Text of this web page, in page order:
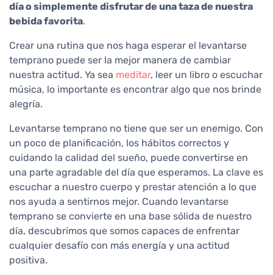
día o simplemente disfrutar de una taza de nuestra
bebida favorita.
Crear una rutina que nos haga esperar el levantarse
temprano puede ser la mejor manera de cambiar
nuestra actitud. Ya sea meditar, leer un libro o escuchar
música, lo importante es encontrar algo que nos brinde
alegría.
Levantarse temprano no tiene que ser un enemigo. Con
un poco de planificación, los hábitos correctos y
cuidando la calidad del sueño, puede convertirse en
una parte agradable del día que esperamos. La clave es
escuchar a nuestro cuerpo y prestar atención a lo que
nos ayuda a sentirnos mejor. Cuando levantarse
temprano se convierte en una base sólida de nuestro
día, descubrimos que somos capaces de enfrentar
cualquier desafío con más energía y una actitud
positiva.